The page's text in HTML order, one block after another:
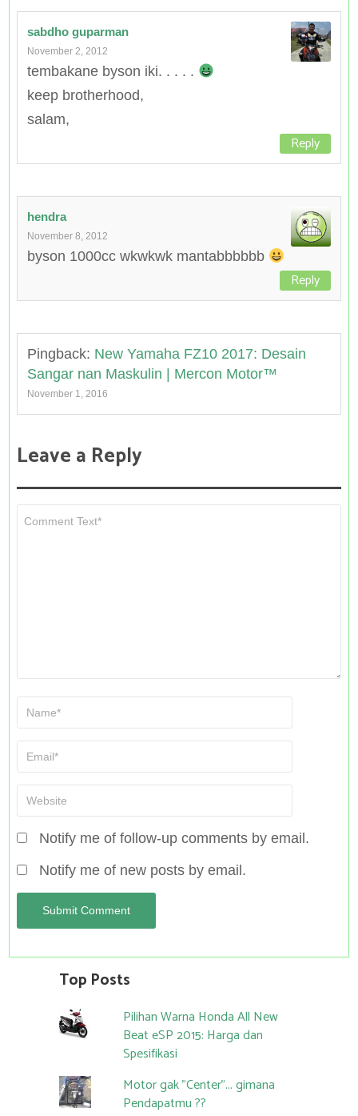
sabdho guparman
November 2, 2012
tembakane byson iki. . . . .
keep brotherhood,
salam,
Reply
hendra
November 8, 2012
byson 1000cc wkwkwk mantabbbbbb
Reply
Pingback: New Yamaha FZ10 2017: Desain
Sangar nan Maskulin | Mercon Motor™
November 1, 2016
Leave a Reply
Notify me of follow-up comments by email.
Notify me of new posts by email.
Top Posts
Pilihan Warna Honda All New
Beat eSP 2015: Harga dan
Spesifikasi
Motor gak "Center"... gimana
Pendapatmu ??